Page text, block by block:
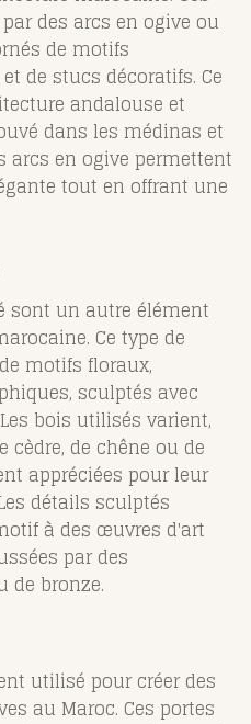
des arcs en ogive ou
de motifs
de stucs décoratifs. Ce
andalouse et
dans les médinas et
arcs en ogive permettent
tout en offrant une
sont un autre élément
Ce type de
motifs floraux,
sculptés avec
bois utilisés varient,
de chêne ou de
appréciées pour leur
détails sculptés
à des œuvres d'art
par des
de bronze.
utilisé pour créer des
au Maroc. Ces portes